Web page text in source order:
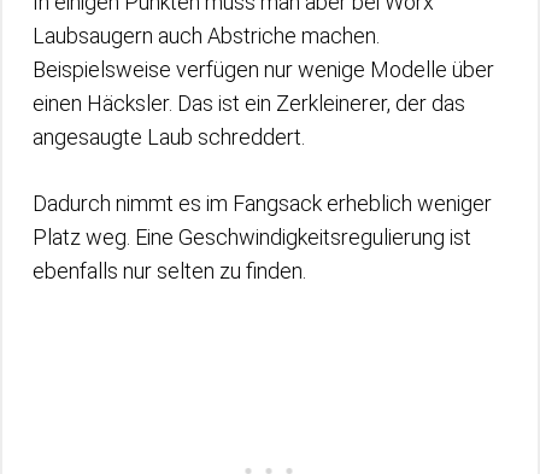
Laubsaugern auch Abstriche machen.
Beispielsweise verfügen nur wenige Modelle über
einen Häcksler. Das ist ein Zerkleinerer, der das
angesaugte Laub schreddert.
Dadurch nimmt es im Fangsack erheblich weniger
Platz weg. Eine Geschwindigkeitsregulierung ist
ebenfalls nur selten zu finden.